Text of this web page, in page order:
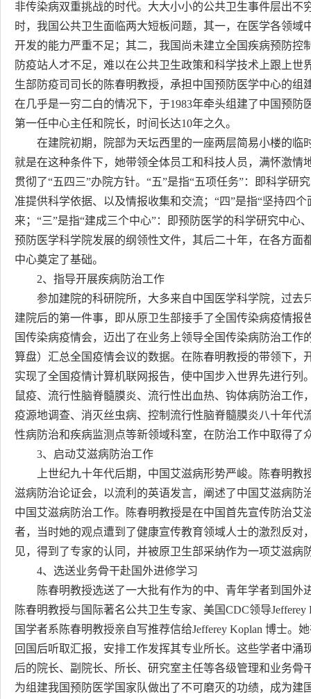
非传染病双重挑战的时代。大大小小的公共卫生事件层出
时，我国公共卫生面临两大短板问题，其一，在医学各领
开发的能力严重不足；其二，我国尚未建立全国疾病预防
防疫站人才不足，难以在公共卫生政策和科学技术上跟上
生部防疫司司长的陈春明教授，承担中国预防医学中心的
在几乎是一穷二白的情况下，于1983年牵头组建了中国预
第一任中心主任和院长，时间长达10年之久。
在建院初期，院部为天坛西里的一座两层简易小楼的临
就是在这种条件下，她带领全体员工和科技人员，满怀激
贯彻了“五四三”办院方针。“五”是指“五项任务”：即科学
准提供科学依据、以及情报收集和交流；“四”是指“坚持四
来；“三”是指“建成三个中心”：即预防医学的科学研究中
预防医学科学院发展的纲领性文件，其后二十年，在各方面
中心奠定了基础。
2、指导开展疾病防治工作
参加建院的科研院所，大多来自中国医学科学院，过去
建院后的第一件事，即从原卫生部接手了全国传染病疫情
国传染病疫情会，迈出了在业务上领导全国传染病防治工
算盘）汇总全国疫情会议的数据。在陈春明教授的带领下，
实现了全国疫情计算机联网报告，使中国步入世界先进行
鼠疫、流行性脑脊髓膜炎、流行性出血热、钩体病防治工
疫源地调查、消灭丝虫病、控制流行性脑脊髓膜炎八十年
性病防治和疾病监测点等新领域科室，在防治工作中取得了
3、启动艾滋病防治工作
上世纪九十年代后期，中国艾滋病形势严峻。陈春明教
滋病防治论证会，以流利的英语发言，阐述了中国艾滋病
中国艾滋病防治工作。陈春明教授是在中国首先宣传防治
者，当时她的观点遭到了健康宣传教育领域人士的激烈反
见，得到了专家的认同，并被原卫生部采纳作为一项艾滋病
4、选送业务骨干赴国外进修学习
陈春明教授选送了一大批有作为的中、青年学者到国外
陈春明教授与国际著名公共卫生专家、美国CDC领导
国学者系陈春明教授亲自写推荐信给Jefferey Koplan 博士
回国后听取汇报，安排工作发挥其专业所长。这些学者中
后的院长、副院长、所长、研究室主任等各级管理和业务
为组建我国预防医学国家队做出了不可磨灭的功绩，成为建